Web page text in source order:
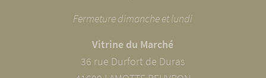
Fermeture dimanche et lundi
Vitrine du Marché
36 rue Durfort de Duras